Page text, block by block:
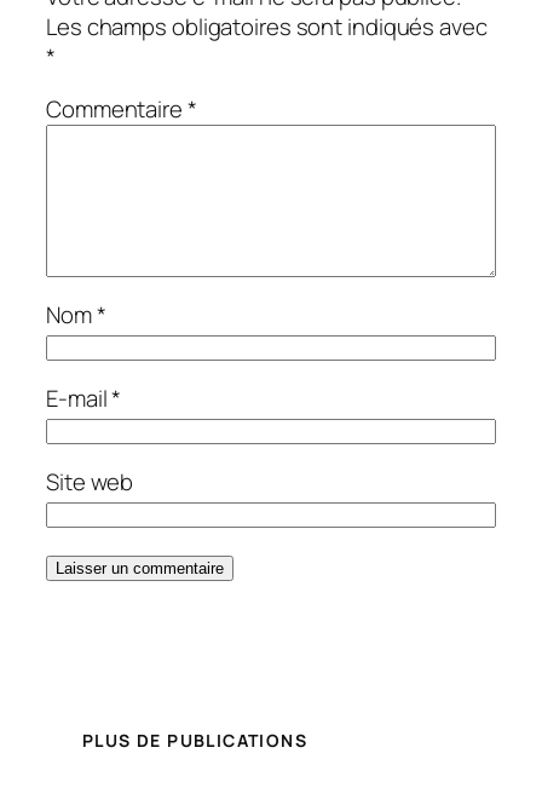
Les champs obligatoires sont indiqués avec
*
Commentaire*
Nom*
E-mail*
Site web
PLUS DE PUBLICATIONS